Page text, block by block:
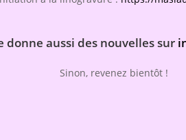
donne aussi des nouvelles sur
Sinon, revenez bientôt !